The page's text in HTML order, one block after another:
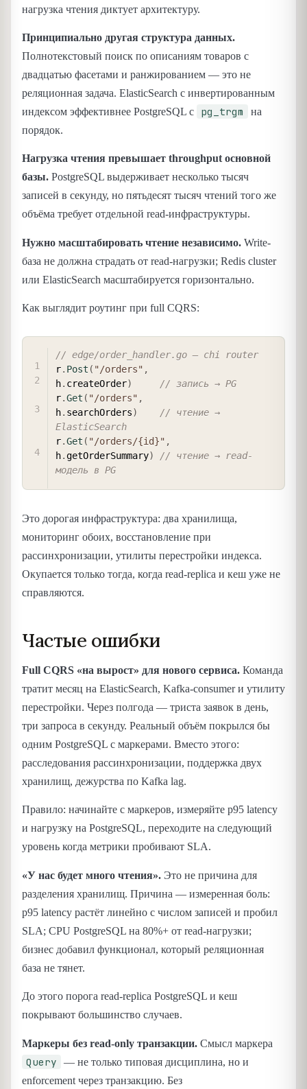
нагрузка чтения диктует архитектуру.
Принципиально другая структура данных.
Полнотекстовый поиск по описаниям товаров с
двадцатью фасетами и ранжированием — это не
реляционная задача. ElasticSearch с инвертированным
индексом эффективнее PostgreSQL с
pg_trgm
на
порядок.
Нагрузка чтения превышает throughput основной
базы. PostgreSQL выдерживает несколько тысяч
записей в секунду, но пятьдесят тысяч чтений того же
объёма требует отдельной read-инфраструктуры.
Нужно масштабировать чтение независимо. Write-
база не должна страдать от read-нагрузки; Redis cluster
или ElasticSearch масштабируется горизонтально.
Как выглядит роутинг при full CQRS:
// edge/order_handler.go — chi router
r. Post ( "/orders" ,
h. createOrder)
// запись → PG
r.Get ( "/orders" ,
h. searchOrders)
// чтение →
ElasticSearch
r.Get ( "/orders/{id}" ,
h. getOrderSummary)
// чтение → read-
модель в PG
Это дорогая инфраструктура: два хранилища,
мониторинг обоих, восстановление при
рассинхронизации, утилиты перестройки индекса.
Окупается только тогда, когда read-replica и кеш уже не
справляются.
Частые ошибки
Full CQRS «на вырост» для нового сервиса. Команда
тратит месяц на ElasticSearch, Kafka-consumer и утилиту
перестройки. Через полгода — триста заявок в день,
три запроса в секунду. Реальный объём покрылся бы
одним PostgreSQL с маркерами. Вместо этого:
расследования рассинхронизации, поддержка двух
хранилищ, дежурства по Kafka lag.
Правило: начинайте с маркеров, измеряйте p95 latency
и нагрузку на PostgreSQL, переходите на следующий
уровень когда метрики пробивают SLA.
«У нас будет много чтения». Это не причина для
разделения хранилищ. Причина — измеренная боль:
p95 latency растёт линейно с числом записей и пробил
SLA; CPU PostgreSQL на 80%+ от read-нагрузки;
бизнес добавил функционал, который реляционная
база не тянет.
До этого порога read-replica PostgreSQL и кеш
покрывают большинство случаев.
Маркеры без read-only транзакции. Смысл маркера
Query
— не только типовая дисциплина, но и
enforcement через транзакцию. Без